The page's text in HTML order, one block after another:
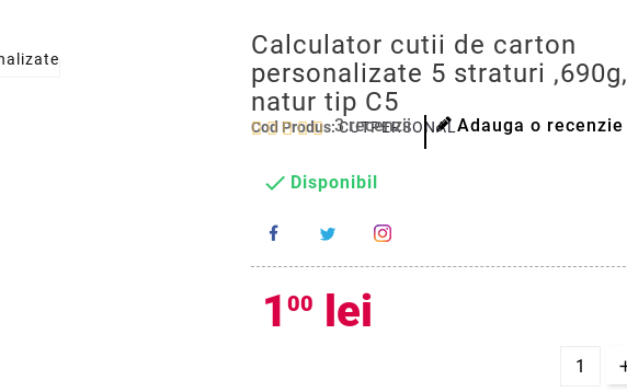
Calculator cutii de carton
personalizate 5 straturi ,690g,
natur tip C5
Cod Produs:CUTPERSONALIZATA-C5
3recenzii Adauga o recenzie
 Disponibil
1 00 lei